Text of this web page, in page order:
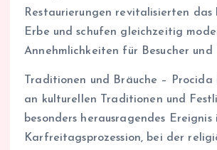
Restaurierungen revitalisierten das
Erbe und schufen gleichzeitig
Annehmlichkeiten für Besucher und
Traditionen und Bräuche – Procida
an kulturellen Traditionen und
besonders herausragendes Ereignis
Karfreitagsprozession, bei der